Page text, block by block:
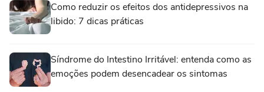
Como reduzir os efeitos dos antidepressivos na
libido: 7 dicas práticas
Síndrome do Intestino Irritável: entenda como as
emoções podem desencadear os sintomas